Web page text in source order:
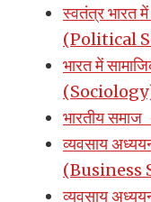
स्वतंत्र भारत में
(Political
भारत में
भारतीय
व्यवसाय
(Business
व्यवसाय